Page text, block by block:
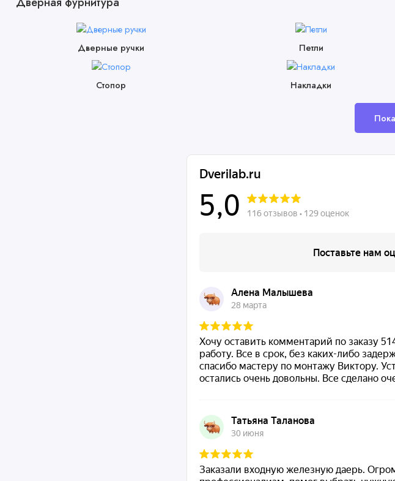
Дверные ручки Петли
Стопор Накладки